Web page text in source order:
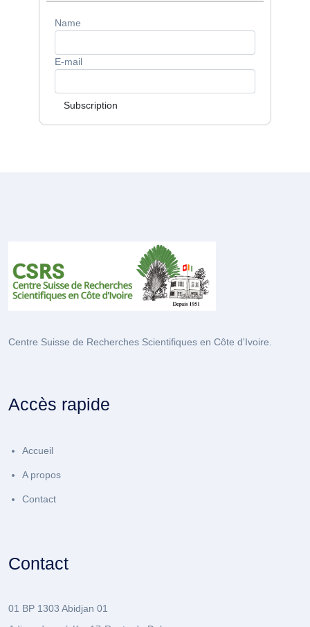
Name
E-mail
Subscription
Centre Suisse de Recherches Scientifiques en Côte d'Ivoire.
Accès rapide
Accueil
A propos
Contact
Contact
01 BP 1303 Abidjan 01